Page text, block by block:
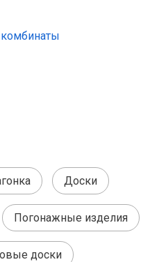
Доски
Погонажные изделия
доски